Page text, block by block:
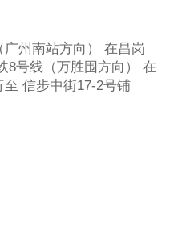
州南站方向） 在昌岗
8号线（万胜围方向） 在
信步中街17-2号铺